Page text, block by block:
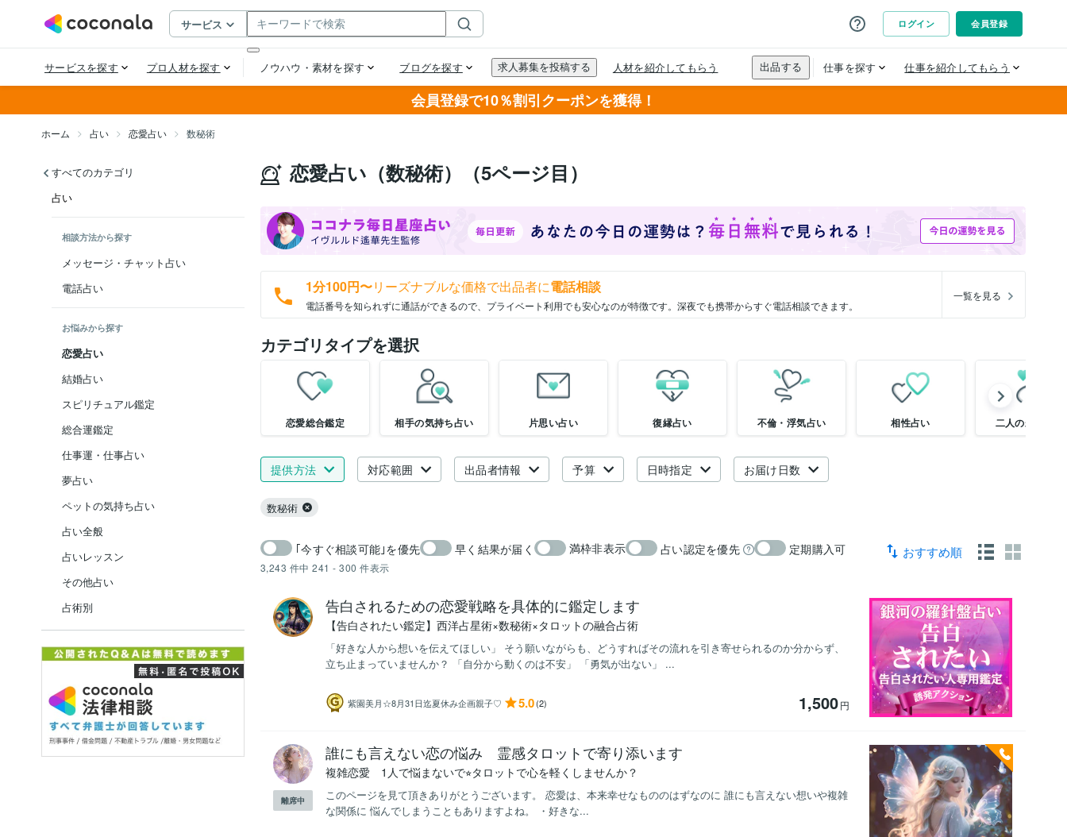
会員登録で10％割引クーポンを獲得！
ホーム 占い 恋愛占い 数秘術
すべてのカテゴリ
占い
相談方法から探す
メッセージ・チャット占い
電話占い
お悩みから探す
恋愛占い
結婚占い
スピリチュアル鑑定
総合運鑑定
仕事運・仕事占い
夢占い
ペットの気持ち占い
占い全般
占いレッスン
その他占い
占術別
恋愛占い（数秘術）（5ページ目）
1分100円〜リーズナブルな価格で出品者に電話相談
電話番号を知られずに通話ができるので、プライベート利用でも安心なのが特徴です。深夜でも携帯からすぐ電話相談できます。
一覧を見る
カテゴリタイプを選択
恋愛総合鑑定 相手の気持ち占い 片思い占い 復縁占い 不倫・浮気占い 相性占い 二人の未来鑑定
提供方法 対応範囲 出品者情報 予算 日時指定 お届け日数
数秘術
3,243 件中 241 - 300 件表示
｢今すぐ相談可能｣を優先 早く結果が届く 満枠非表示 占い認定を優先 定期購入可 おすすめ順
告白されるための恋愛戦略を具体的に鑑定します
【告白されたい鑑定】西洋占星術×数秘術×タロットの融合占術
「好きな人から想いを伝えてほしい」 そう願いながらも、どうすればその流れを引き寄せられるのか分からず、
立ち止まっていませんか？ 「自分から動くのは不安」 「勇気が出ない」 ...
紫園美月☆8月31日迄夏休み企画親子♡ 5.0(2) 1,500円
離席中
誰にも言えない恋の悩み 霊感タロットで寄り添います
複雑恋愛 1人で悩まないで⭐︎タロットで心を軽くしませんか？
このページを見て頂きありがとうございます。 恋愛は、本来幸せなもののはずなのに 誰にも言えない想いや複雑
な関係に 悩んでしまうこともありますよね。 ・好きな...